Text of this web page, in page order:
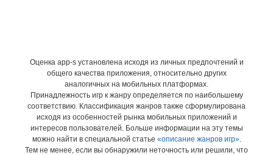
Оценка app-s установлена исходя из личных предпочтений и
общего качества приложения, относительно других
аналогичных на мобильных платформах.
Принадлежность игр к жанру определяется по наибольшему
соответствию. Классификация жанров также сформулирована
исходя из особенностей рынка мобильных приложений и
интересов пользователей. Больше информации на эту темы
можно найти в специальной статье «описание жанров игр».
Тем не менее, если вы обнаружили неточность или решили, что